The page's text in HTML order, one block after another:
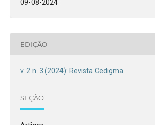
09-08-2024
EDIÇÃO
v. 2 n. 3 (2024): Revista Cedigma
SEÇÃO